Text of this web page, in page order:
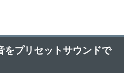
プリセットサウンドで